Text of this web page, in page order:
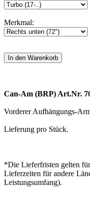
Merkmal:
Can-Am (BRP) Art.Nr.
Vorderer Aufhängungs-
Lieferung pro Stück.
*Die Lieferfristen gelten
Lieferzeiten für andere
Leistungsumfang).